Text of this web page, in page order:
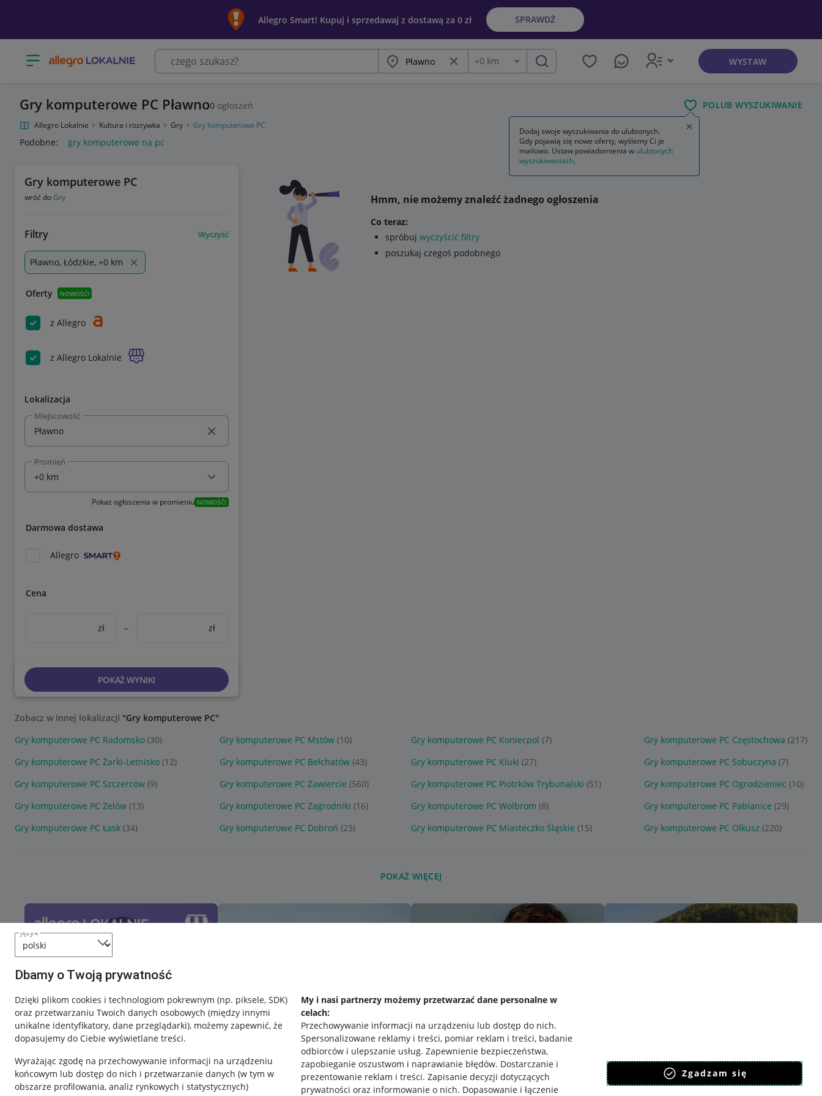
język
Dbamy o Twoją prywatność
Dzięki plikom cookies i technologiom pokrewnym (np. piksele, SDK)
oraz przetwarzaniu Twoich danych osobowych (między innymi
unikalne identyfikatory, dane przeglądarki), możemy zapewnić, że
dopasujemy do Ciebie wyświetlane treści.
Wyrażając zgodę na przechowywanie informacji na urządzeniu
końcowym lub dostęp do nich i przetwarzanie danych (w tym w
obszarze profilowania, analiz rynkowych i statystycznych)
My i nasi partnerzy możemy przetwarzać dane personalne w
celach:
Przechowywanie informacji na urządzeniu lub dostęp do nich.
Spersonalizowane reklamy i treści, pomiar reklam i treści, badanie
odbiorców i ulepszanie usług. Zapewnienie bezpieczeństwa,
zapobieganie oszustwom i naprawianie błędów. Dostarczanie i
prezentowanie reklam i treści. Zapisanie decyzji dotyczących
prywatności oraz informowanie o nich. Dopasowanie i łączenie
Zgadzam się
Allegro Smart! Kupuj i sprzedawaj z dostawą za 0 zł SPRAWDŹ
Otwórz menu z kategoriami Miasto Wyczyść frazę
Odległość
+0 km szukaj WYSTAW
Gry komputerowe PC Pławno0 ogłoszeń POLUB WYSZUKIWANIE
Allegro Lokalnie Kultura i rozrywka Gry Gry komputerowe PC
Podobne: gry komputerowe na pc
Gry komputerowe PC
wróć doGry
Filtry Wyczyść
Pławno, Łódzkie, +0 km
Oferty NOWOŚĆ!
z Allegro
z Allegro Lokalnie
Lokalizacja
Miejscowość
Promień
Pokaż ogłoszenia w promieniu NOWOŚĆ!
Darmowa dostawa
Allegro
Cena
zł – zł
POKAŻ WYNIKI
Hmm, nie możemy znaleźć żadnego ogłoszenia
Co teraz:
spróbuj wyczyścić filtry
poszukaj czegoś podobnego
Zobacz w innej lokalizacji "Gry komputerowe PC"
Gry komputerowe PC Radomsko (30) Gry komputerowe PC Mstów (10) Gry komputerowe PC Koniecpol (7) Gry komputerowe PC Częstochowa (217)
Gry komputerowe PC Żarki-Letnisko (12) Gry komputerowe PC Bełchatów (43) Gry komputerowe PC Kluki (27) Gry komputerowe PC Sobuczyna (7)
Gry komputerowe PC Szczerców (9) Gry komputerowe PC Zawiercie (560) Gry komputerowe PC Piotrków Trybunalski (51) Gry komputerowe PC Ogrodzieniec (10)
Gry komputerowe PC Zelów (13) Gry komputerowe PC Zagrodniki (16) Gry komputerowe PC Wolbrom (8) Gry komputerowe PC Pabianice (29)
Gry komputerowe PC Łask (34) Gry komputerowe PC Dobroń (23) Gry komputerowe PC Miasteczko Śląskie (15) Gry komputerowe PC Olkusz (220)
POKAŻ WIĘCEJ
Dodaj swoje wyszukiwania do ulubionych.
Gdy pojawią się nowe oferty, wyślemy Ci je
mailowo. Ustaw powiadomienia w ulubionych
wyszukiwaniach.
Zamknij wskazówkę